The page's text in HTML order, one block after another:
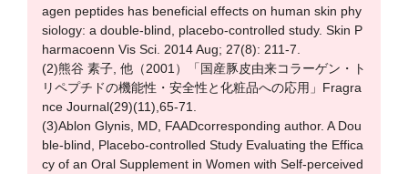
agen peptides has beneficial effects on human skin phy
siology: a double-blind, placebo-controlled study. Skin P
harmacoenn Vis Sci. 2014 Aug; 27(8): 211-7.
(2)熊谷 素子, 他（2001）「国産豚皮由来コラーゲン・ト
リペプチドの機能性・安全性と化粧品への応用」Fragra
nce Journal(29)(11),65-71.
(3)Ablon Glynis, MD, FAADcorresponding author. A Dou
ble-blind, Placebo-controlled Study Evaluating the Effica
cy of an Oral Supplement in Women with Self-perceived